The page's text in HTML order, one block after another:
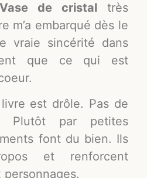
de cristaltrès
m’a embarqué dès le
vraie sincérité dans
que ce qui est
est drôle. Pas de
Plutôt par petites
font du bien. Ils
et renforcent
personnages.